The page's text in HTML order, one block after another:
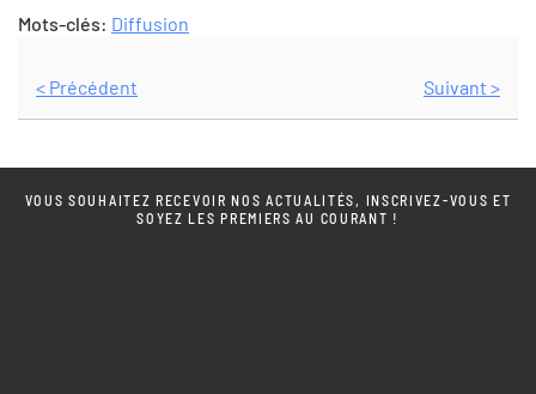
Mots-clés: Diffusion
< Précédent Suivant >
VOUS SOUHAITEZ RECEVOIR NOS ACTUALITÉS, INSCRIVEZ-VOUS ET
SOYEZ LES PREMIERS AU COURANT !